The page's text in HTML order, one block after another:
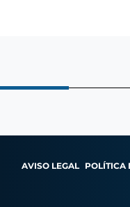
AVISO LEGAL POLÍTICA